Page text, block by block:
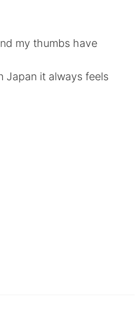
my thumbs have
Japan it always feels